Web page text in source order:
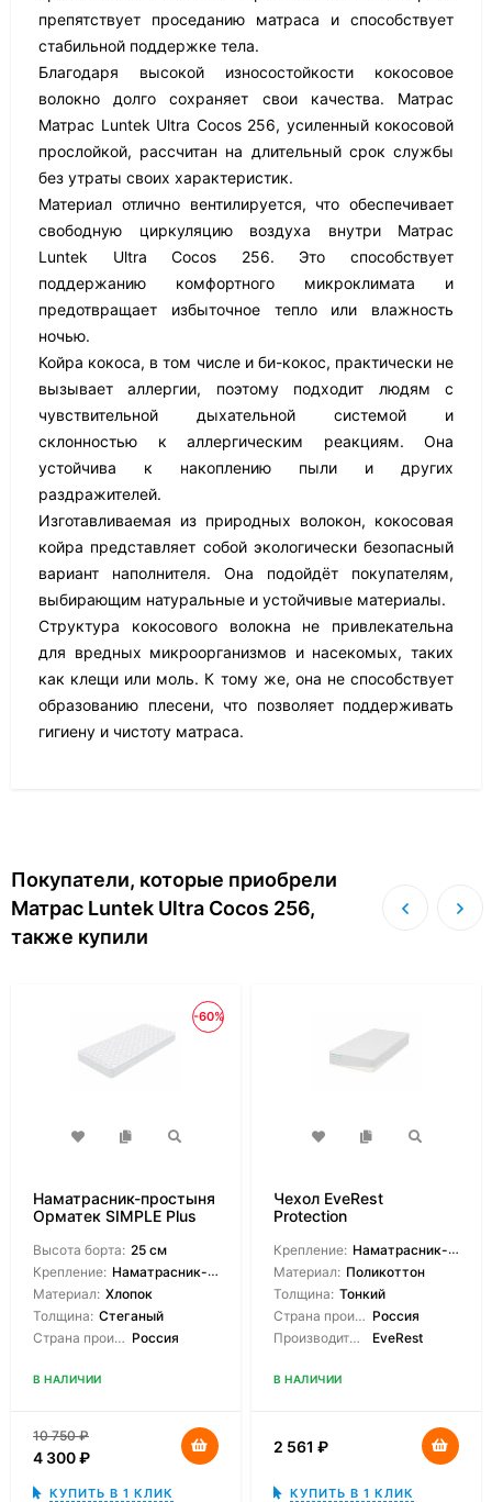
препятствует проседанию матраса и способствует
стабильной поддержке тела.
Благодаря высокой износостойкости кокосовое
волокно долго сохраняет свои качества. Матрас
Матрас Luntek Ultra Cocos 256, усиленный кокосовой
прослойкой, рассчитан на длительный срок службы
без утраты своих характеристик.
Материал отлично вентилируется, что обеспечивает
свободную циркуляцию воздуха внутри Матрас
Luntek Ultra Cocos 256. Это способствует
поддержанию комфортного микроклимата и
предотвращает избыточное тепло или влажность
ночью.
Койра кокоса, в том числе и би-кокос, практически не
вызывает аллергии, поэтому подходит людям с
чувствительной дыхательной системой и
склонностью к аллергическим реакциям. Она
устойчива к накоплению пыли и других
раздражителей.
Изготавливаемая из природных волокон, кокосовая
койра представляет собой экологически безопасный
вариант наполнителя. Она подойдёт покупателям,
выбирающим натуральные и устойчивые материалы.
Структура кокосового волокна не привлекательна
для вредных микроорганизмов и насекомых, таких
как клещи или моль. К тому же, она не способствует
образованию плесени, что позволяет поддерживать
гигиену и чистоту матраса.
Покупатели, которые приобрели
Матрас Luntek Ultra Cocos 256,
также купили
-60%
Наматрасник-простыня
Орматек SIMPLE Plus
Высота борта: 25 см
Крепление: Наматрасник-чехол
Материал: Хлопок
Толщина: Стеганый
Страна производитель: Россия
В НАЛИЧИИ
10 750₽
4 300₽
КУПИТЬ В 1 КЛИК
Чехол EveRest
Protection
Крепление: Наматрасник-чехол
Материал: Поликоттон
Толщина: Тонкий
Страна производитель: Россия
Производитель:
EveRest
В НАЛИЧИИ
2 561 ₽
КУПИТЬ В 1 КЛИК